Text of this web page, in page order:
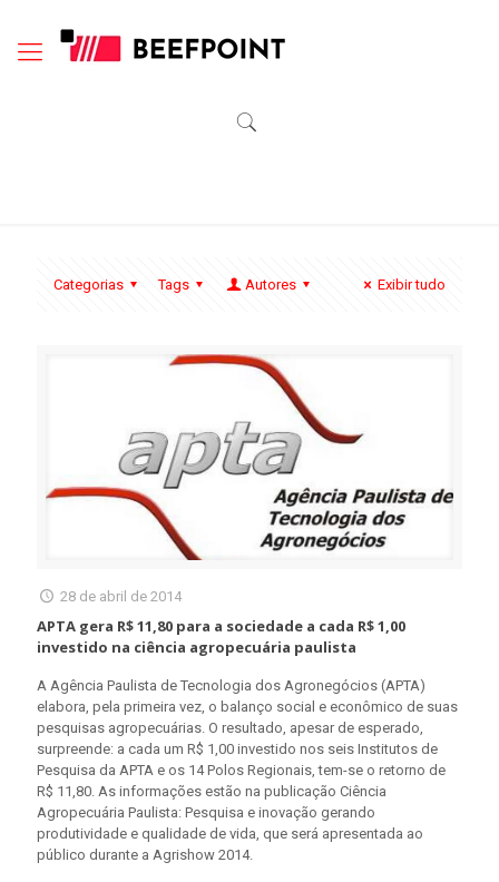
Categorias Tags Autores Exibir tudo
28 de abril de 2014
APTA gera R$ 11,80 para a sociedade a cada R$ 1,00
investido na ciência agropecuária paulista
A Agência Paulista de Tecnologia dos Agronegócios (APTA)
elabora, pela primeira vez, o balanço social e econômico de suas
pesquisas agropecuárias. O resultado, apesar de esperado,
surpreende: a cada um R$ 1,00 investido nos seis Institutos de
Pesquisa da APTA e os 14 Polos Regionais, tem-se o retorno de
R$ 11,80. As informações estão na publicação Ciência
Agropecuária Paulista: Pesquisa e inovação gerando
produtividade e qualidade de vida, que será apresentada ao
público durante a Agrishow 2014.